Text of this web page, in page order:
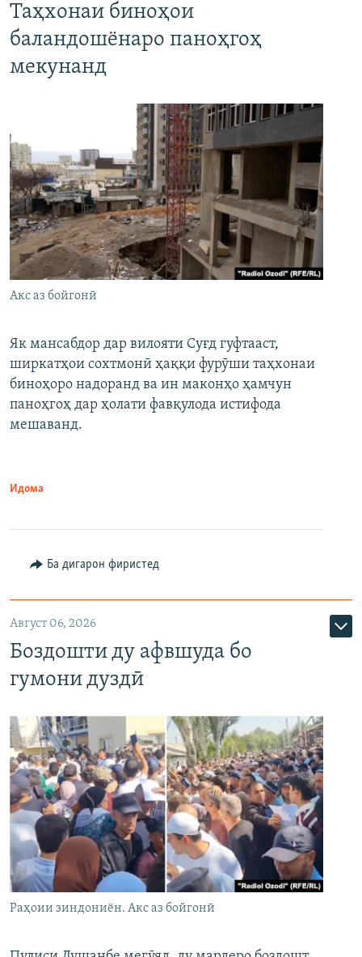
Таҳхонаи биноҳои
баландошёнаро паноҳгоҳ
мекунанд
Акс аз бойгонӣ
Як мансабдор дар вилояти Суғд гуфтааст,
ширкатҳои сохтмонӣ ҳаққи фурӯши таҳхонаи
биноҳоро надоранд ва ин маконҳо ҳамчун
паноҳгоҳ дар ҳолати фавқулода истифода
мешаванд.
Идома
Ба дигарон фиристед
Август 06, 2026
Боздошти ду афвшуда бо
гумони дуздӣ
Раҳоии зиндониён. Акс аз бойгонӣ